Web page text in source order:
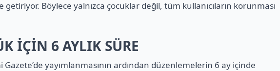
Böylece yalnızca çocuklar değil, tüm kullanıcıların korunması
İÇİN 6 AYLIK SÜRE
yayımlanmasının ardından düzenlemelerin 6 ay içinde